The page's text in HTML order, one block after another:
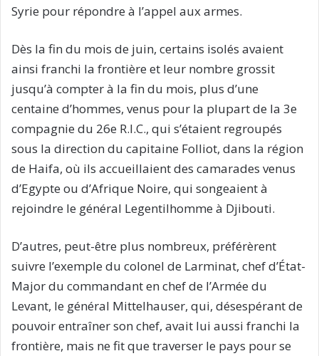
Syrie pour répondre à l’appel aux armes.
Dès la fin du mois de juin, certains isolés avaient
ainsi franchi la frontière et leur nombre grossit
jusqu’à compter à la fin du mois, plus d’une
centaine d’hommes, venus pour la plupart de la 3e
compagnie du 26e R.I.C., qui s’étaient regroupés
sous la direction du capitaine Folliot, dans la région
de Haifa, où ils accueillaient des camarades venus
d’Egypte ou d’Afrique Noire, qui songeaient à
rejoindre le général Legentilhomme à Djibouti.
D’autres, peut-être plus nombreux, préférèrent
suivre l’exemple du colonel de Larminat, chef d’État-
Major du commandant en chef de l’Armée du
Levant, le général Mittelhauser, qui, désespérant de
pouvoir entraîner son chef, avait lui aussi franchi la
frontière, mais ne fit que traverser le pays pour se